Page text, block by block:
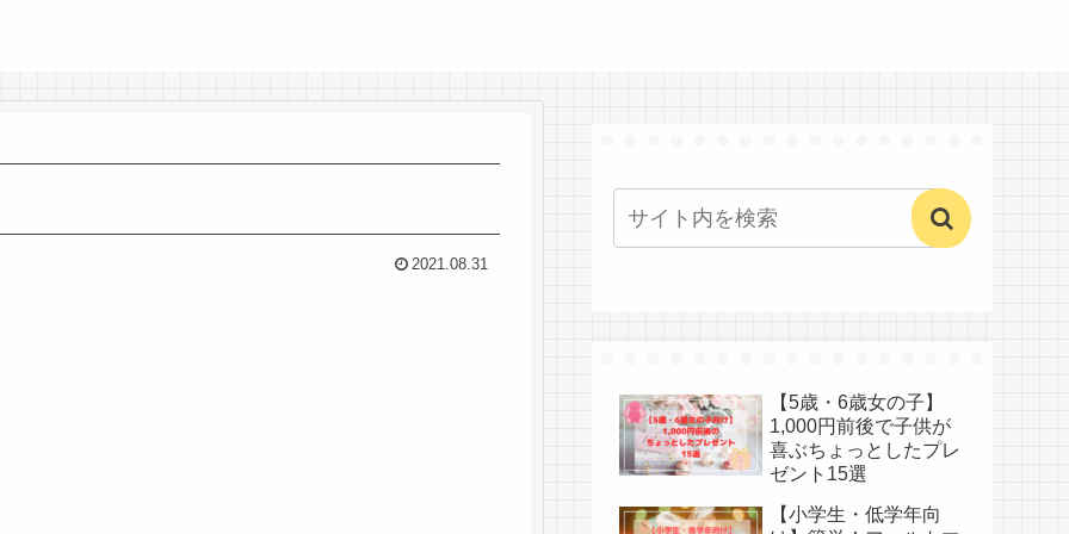
2021.08.31
【5歳・6歳女の子】
1,000円前後で子供が
喜ぶちょっとしたプレ
ゼント15選
【小学生・低学年向